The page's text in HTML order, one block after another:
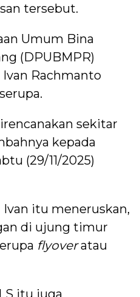
tersebut.
Umum Bina
(DPUBMPR)
Rachmanto
sekitar
kepada
(29/11/2025)
Ivan itu meneruskan,
di ujung timur
flyoveratau
itu juga